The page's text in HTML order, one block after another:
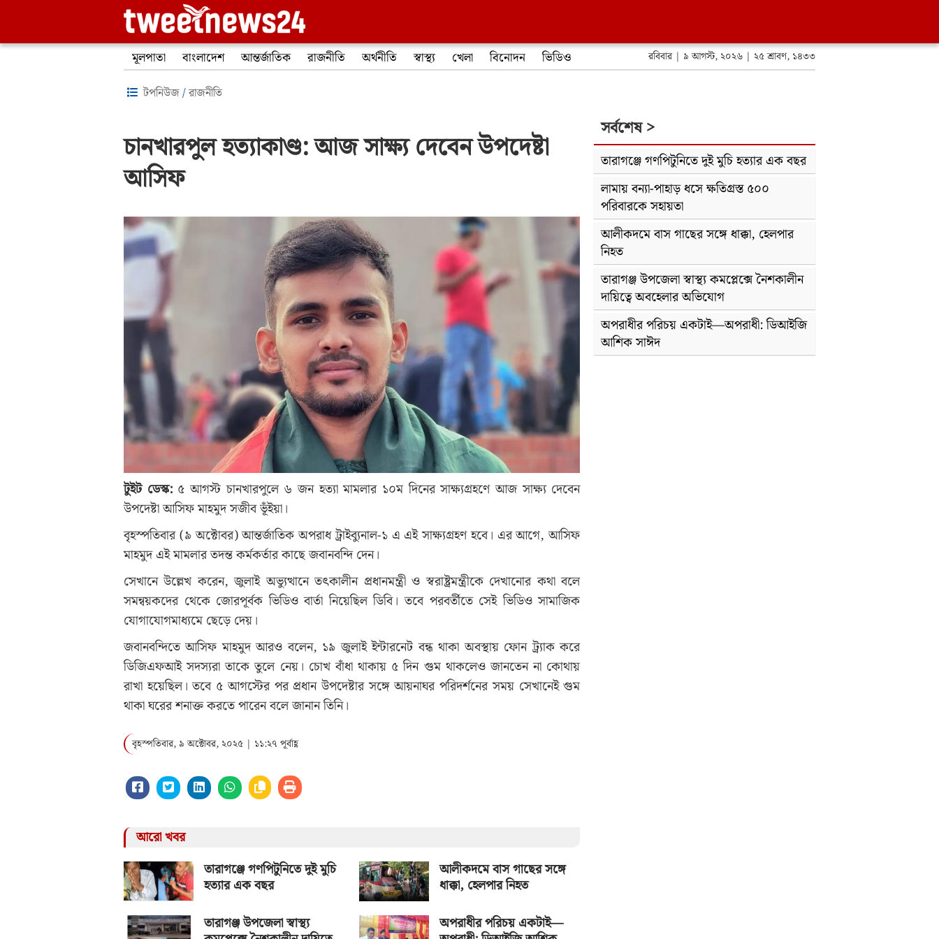
মূলপাতা বাংলাদেশ আন্তর্জাতিক রাজনীতি অর্থনীতি স্বাস্থ্য খেলা বিনোদন ভিডিও রবিবার | ৯ আগস্ট, ২০২৬ | ২৫ শ্রাবণ, ১৪৩৩
টপনিউজ/রাজনীতি
চানখারপুল হত্যাকাণ্ড: আজ সাক্ষ্য দেবেন উপদেষ্টা
আসিফ
টুইট ডেস্ক:৫ আগস্ট চানখারপুলে ৬ জন হত্যা মামলার ১০ম দিনের সাক্ষ্যগ্রহণে আজ সাক্ষ্য দেবেন
উপদেষ্টা আসিফ মাহমুদ সজীব ভূঁইয়া।
বৃহস্পতিবার (৯ অক্টোবর) আন্তর্জাতিক অপরাধ ট্রাইব্যুনাল-১ এ এই সাক্ষ্যগ্রহণ হবে। এর আগে, আসিফ
মাহমুদ এই মামলার তদন্ত কর্মকর্তার কাছে জবানবন্দি দেন।
সেখানে উল্লেখ করেন, জুলাই অভ্যুত্থানে তৎকালীন প্রধানমন্ত্রী ও স্বরাষ্ট্রমন্ত্রীকে দেখানোর কথা বলে
সমন্বয়কদের থেকে জোরপূর্বক ভিডিও বার্তা নিয়েছিল ডিবি। তবে পরবর্তীতে সেই ভিডিও সামাজিক
যোগাযোগমাধ্যমে ছেড়ে দেয়।
জবানবন্দিতে আসিফ মাহমুদ আরও বলেন, ১৯ জুলাই ইন্টারনেট বন্ধ থাকা অবস্থায় ফোন ট্র্যাক করে
ডিজিএফআই সদস্যরা তাকে তুলে নেয়। চোখ বাঁধা থাকায় ৫ দিন গুম থাকলেও জানতেন না কোথায়
রাখা হয়েছিল। তবে ৫ আগস্টের পর প্রধান উপদেষ্টার সঙ্গে আয়নাঘর পরিদর্শনের সময় সেখানেই গুম
থাকা ঘরের শনাক্ত করতে পারেন বলে জানান তিনি।
বৃহস্পতিবার, ৯ অক্টোবর, ২০২৫ | ১১:২৭ পূর্বাহ্ণ
আরো খবর
তারাগঞ্জে গণপিটুনিতে দুই মুচি
হত্যার এক বছর
আলীকদমে বাস গাছের সঙ্গে
ধাক্কা, হেলপার নিহত
তারাগঞ্জ উপজেলা স্বাস্থ্য
অপরাধীর পরিচয় একটাই—
সর্বশেষ >
তারাগঞ্জে গণপিটুনিতে দুই মুচি হত্যার এক বছর
লামায় বন্যা-পাহাড় ধসে ক্ষতিগ্রস্ত ৫০০
পরিবারকে সহায়তা
আলীকদমে বাস গাছের সঙ্গে ধাক্কা, হেলপার
নিহত
তারাগঞ্জ উপজেলা স্বাস্থ্য কমপ্লেক্সে নৈশকালীন
দায়িত্বে অবহেলার অভিযোগ
অপরাধীর পরিচয় একটাই—অপরাধী: ডিআইজি
আশিক সাঈদ